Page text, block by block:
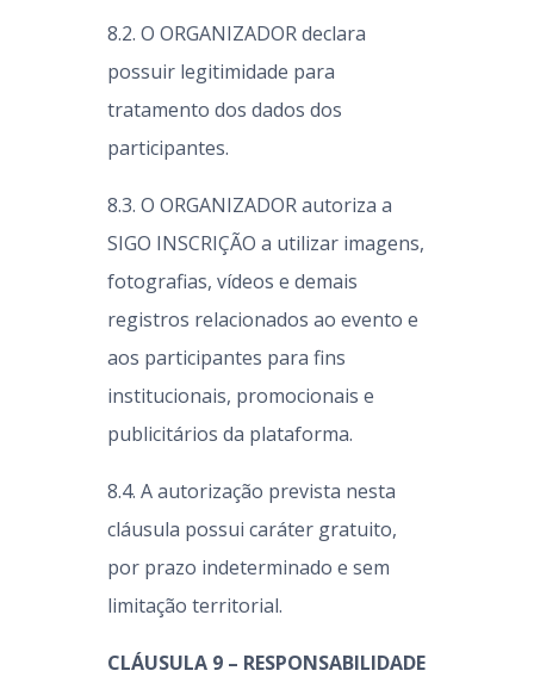
8.2. O ORGANIZADOR declara
possuir legitimidade para
tratamento dos dados dos
participantes.
8.3. O ORGANIZADOR autoriza a
SIGO INSCRIÇÃO a utilizar imagens,
fotografias, vídeos e demais
registros relacionados ao evento e
aos participantes para fins
institucionais, promocionais e
publicitários da plataforma.
8.4. A autorização prevista nesta
cláusula possui caráter gratuito,
por prazo indeterminado e sem
limitação territorial.
CLÁUSULA 9 – RESPONSABILIDADE